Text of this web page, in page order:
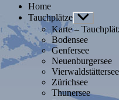
Home
Tauchplätze Untermenü
anzeigen
Karte –
Bodensee
Genfersee
Neuenburgersee
Vierwaldstättersee
Zürichsee
Thunersee